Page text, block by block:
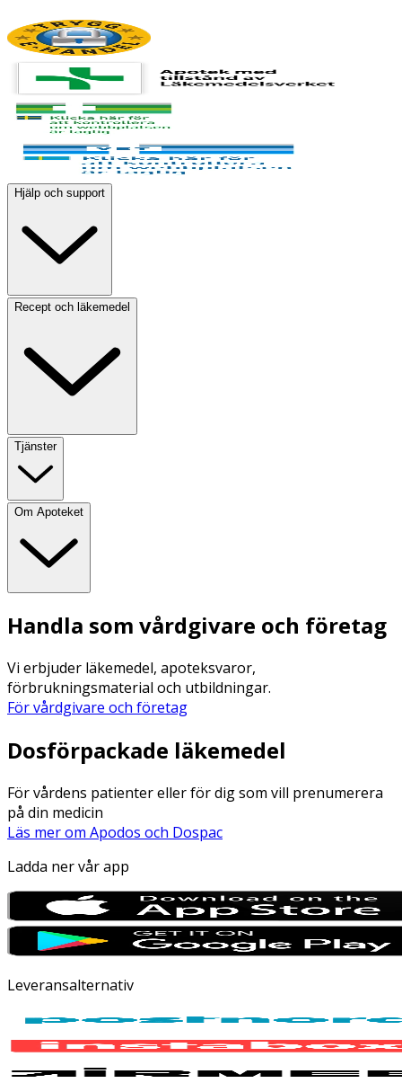
Hjälp och support
Recept och läkemedel
Tjänster
Om Apoteket
Handla som vårdgivare och företag
Vi erbjuder läkemedel, apoteksvaror,
förbrukningsmaterial och utbildningar.
För vårdgivare och företag
Dosförpackade läkemedel
För vårdens patienter eller för dig som vill prenumerera
på din medicin
Läs mer om Apodos och Dospac
Ladda ner vår app
Leveransalternativ